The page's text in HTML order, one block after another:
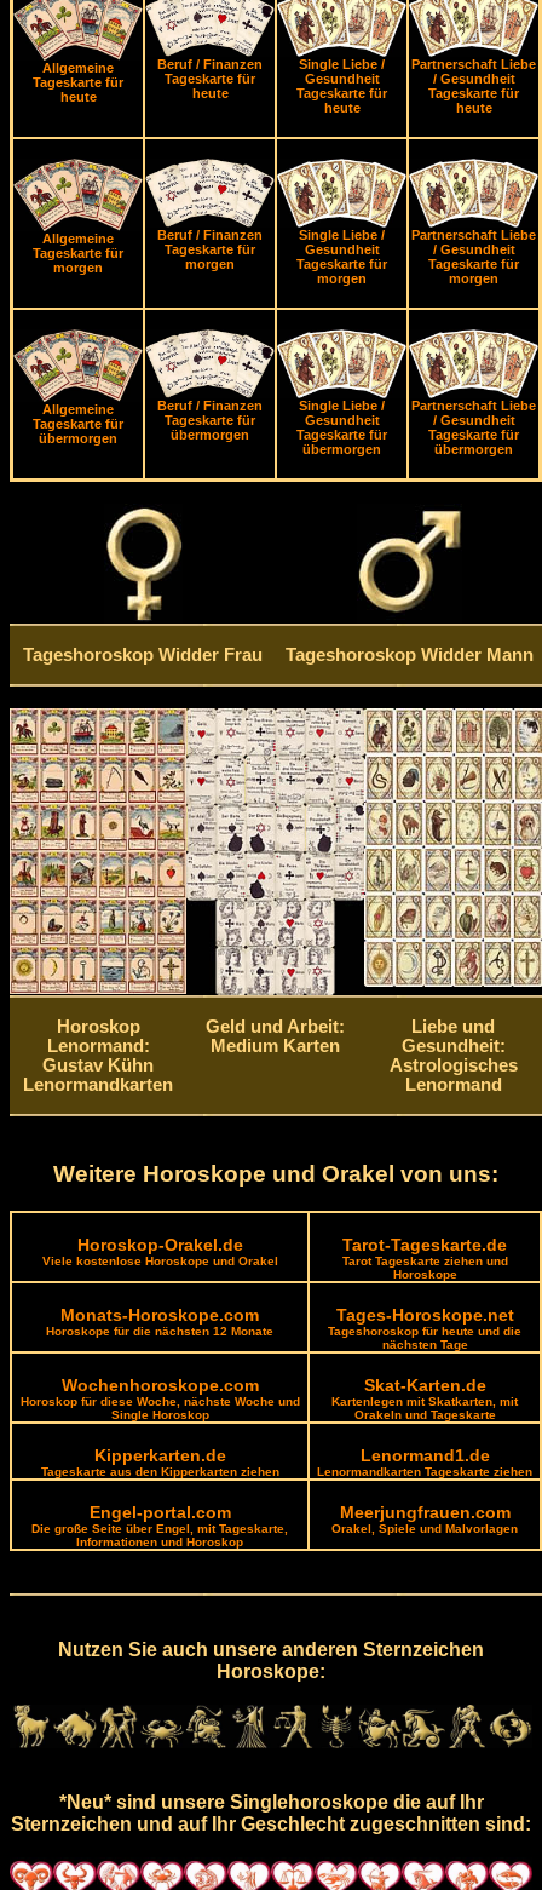
Allgemeine
Tageskarte für
heute
Beruf / Finanzen
Tageskarte für
heute
Single Liebe /
Gesundheit
Tageskarte für
heute
Partnerschaft Liebe
/ Gesundheit
Tageskarte für
heute
Allgemeine
Tageskarte für
morgen
Beruf / Finanzen
Tageskarte für
morgen
Single Liebe /
Gesundheit
Tageskarte für
morgen
Partnerschaft Liebe
/ Gesundheit
Tageskarte für
morgen
Allgemeine
Tageskarte für
übermorgen
Beruf / Finanzen
Tageskarte für
übermorgen
Single Liebe /
Gesundheit
Tageskarte für
übermorgen
Partnerschaft Liebe
/ Gesundheit
Tageskarte für
übermorgen
Tageshoroskop Widder Frau Tageshoroskop Widder Mann
Horoskop
Lenormand:
Gustav Kühn
Lenormandkarten
Geld und Arbeit:
Medium Karten
Liebe und
Gesundheit:
Astrologisches
Lenormand
Weitere Horoskope und Orakel von uns:
Horoskop-Orakel.de
Viele kostenlose Horoskope und Orakel
Tarot-Tageskarte.de
Tarot Tageskarte ziehen und
Horoskope
Monats-Horoskope.com
Horoskope für die nächsten 12 Monate
Tages-Horoskope.net
Tageshoroskop für heute und die
nächsten Tage
Wochenhoroskope.com
Horoskop für diese Woche, nächste Woche und
Single Horoskop
Skat-Karten.de
Kartenlegen mit Skatkarten, mit
Orakeln und Tageskarte
Kipperkarten.de
Tageskarte aus den Kipperkarten ziehen
Lenormand1.de
Lenormandkarten Tageskarte ziehen
Engel-portal.com
Die große Seite über Engel, mit Tageskarte,
Informationen und Horoskop
Meerjungfrauen.com
Orakel, Spiele und Malvorlagen
Nutzen Sie auch unsere anderen Sternzeichen
Horoskope:
*Neu* sind unsere Singlehoroskope die auf Ihr
Sternzeichen und auf Ihr Geschlecht zugeschnitten sind: